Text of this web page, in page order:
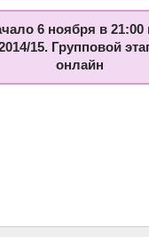
6 ноября в 21:00
15. Групповой
онлайн